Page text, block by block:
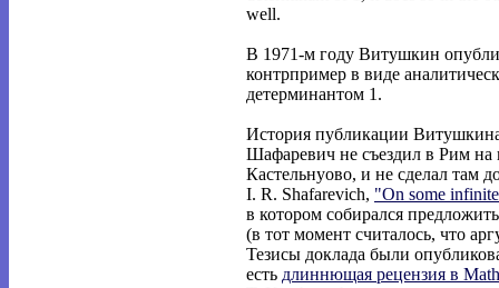
well.
В 1971-м году Витушкин
контрпример в виде
детерминантом 1.
История публикации
Шафаревич не съездил в Рим
Кастельнуово, и не сделал там
I. R. Shafarevich, "On some
в котором собирался
(в тот момент считалось, что
Тезисы доклада были
есть длиннющая рецензия в